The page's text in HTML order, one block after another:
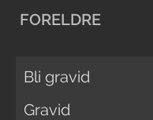
FORELDRE
Bli gravid
Gravid